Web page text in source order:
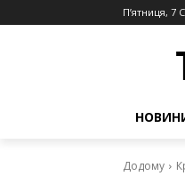
П’ятниця, 7
Додому